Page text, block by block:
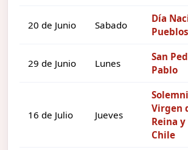
20 de Junio Sabado
Día
29 de Junio Lunes
San
Pablo
16 de Julio Jueves
Virgen
Reina
Chile